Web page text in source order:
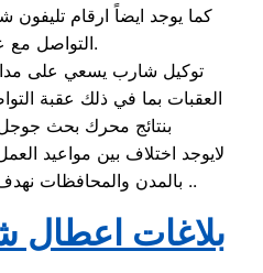
كما يوجد ايضاً ارقام
التواصل مع عملائنا.
توكيل شارب يسعي على
العقبات بما في ذلك عقبة
بنتائج محرك بحث
لايوجد اختلاف بين مواعيد
بالمدن والمحافظات نهدف دائماً لراحة عملائنا ..
بلاغات اعطال